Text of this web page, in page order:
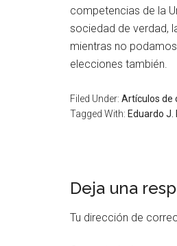
competencias de la
sociedad de verdad,
mientras no
elecciones también.
Filed Under: Artículos de
Tagged With: Eduardo
Deja una
Tu dirección de